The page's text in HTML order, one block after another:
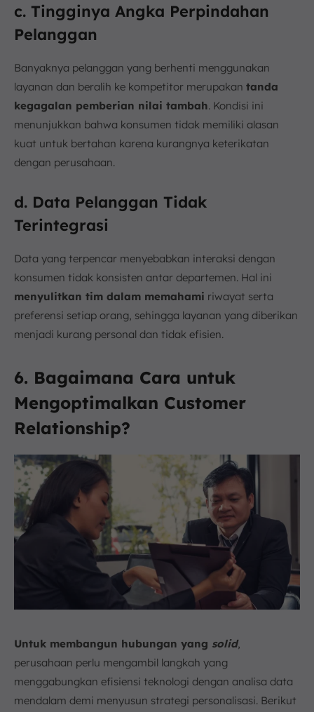
c. Tingginya Angka Perpindahan
Pelanggan
Banyaknya pelanggan yang berhenti menggunakan
layanan dan beralih ke kompetitor merupakan tanda
kegagalan pemberian nilai tambah. Kondisi ini
menunjukkan bahwa konsumen tidak memiliki alasan
kuat untuk bertahan karena kurangnya keterikatan
dengan perusahaan.
d. Data Pelanggan Tidak
Terintegrasi
Data yang terpencar menyebabkan interaksi dengan
konsumen tidak konsisten antar departemen. Hal ini
menyulitkan tim dalam memahami riwayat serta
preferensi setiap orang, sehingga layanan yang diberikan
menjadi kurang personal dan tidak efisien.
6. Bagaimana Cara untuk
Mengoptimalkan Customer
Relationship?
Untuk membangun hubungan yang solid,
perusahaan perlu mengambil langkah yang
menggabungkan efisiensi teknologi dengan analisa data
mendalam demi menyusun strategi personalisasi. Berikut